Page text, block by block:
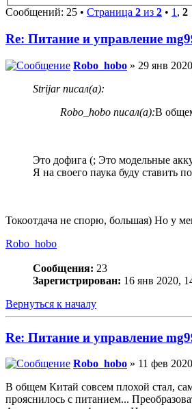
Сообщений: 25 • Страница 2 из 2 • 1, 2
Re: Питание и управление
Robo_hobo » 29 янв
Strijar писал(а):
Robo_hobo писал(а):В
Это дофига (; Это модельные
Я на своего паука буду ставить
Токоотдача не спорю, большая) Но у
Robo_hobo
Сообщения: 23
Зарегистрирован: 16 янв 2020,
Вернуться к началу
Re: Питание и управление
Robo_hobo » 11 фев
В общем Китай совсем плохой стал,
прояснилось с питанием...